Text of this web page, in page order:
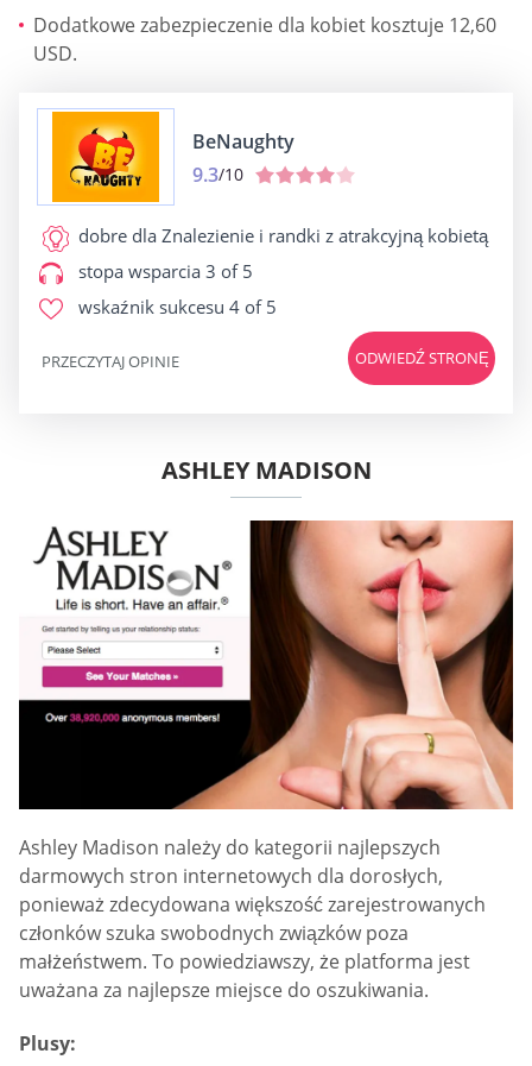
Dodatkowe zabezpieczenie dla kobiet kosztuje 12,60
USD.
BeNaughty
9.3/10
dobre dla Znalezienie i randki z atrakcyjną kobietą
stopa wsparcia 3 of 5
wskaźnik sukcesu 4 of 5
ODWIEDŹ STRONĘ
PRZECZYTAJ OPINIE
ASHLEY MADISON
Ashley Madison należy do kategorii najlepszych
darmowych stron internetowych dla dorosłych,
ponieważ zdecydowana większość zarejestrowanych
członków szuka swobodnych związków poza
małżeństwem. To powiedziawszy, że platforma jest
uważana za najlepsze miejsce do oszukiwania.
Plusy: